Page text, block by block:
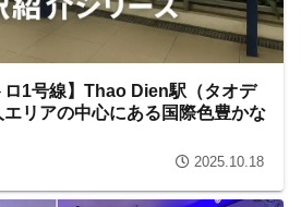
ロ1号線】Thao Dien駅（タオデ
リアの中心にある国際色豊かな
2025.10.18